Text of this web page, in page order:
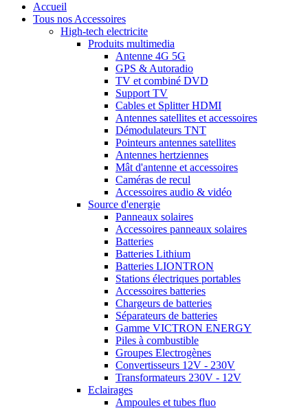
Accueil
Tous nos Accessoires
High-tech electricite
Produits multimedia
Antenne 4G 5G
GPS & Autoradio
TV et combiné DVD
Support TV
Cables et Splitter HDMI
Antennes satellites et accessoires
Démodulateurs TNT
Pointeurs antennes satellites
Antennes hertziennes
Mât d'antenne et accessoires
Caméras de recul
Accessoires audio & vidéo
Source d'energie
Panneaux solaires
Accessoires panneaux solaires
Batteries
Batteries Lithium
Batteries LIONTRON
Stations électriques portables
Accessoires batteries
Chargeurs de batteries
Séparateurs de batteries
Gamme VICTRON ENERGY
Piles à combustible
Groupes Electrogènes
Convertisseurs 12V - 230V
Transformateurs 230V - 12V
Eclairages
Ampoules et tubes fluo